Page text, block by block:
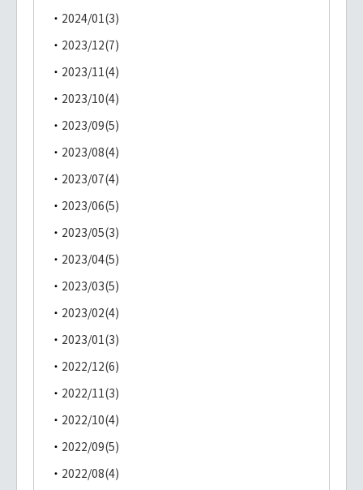
2024/01(3)
2023/12(7)
2023/11(4)
2023/10(4)
2023/09(5)
2023/08(4)
2023/07(4)
2023/06(5)
2023/05(3)
2023/04(5)
2023/03(5)
2023/02(4)
2023/01(3)
2022/12(6)
2022/11(3)
2022/10(4)
2022/09(5)
2022/08(4)